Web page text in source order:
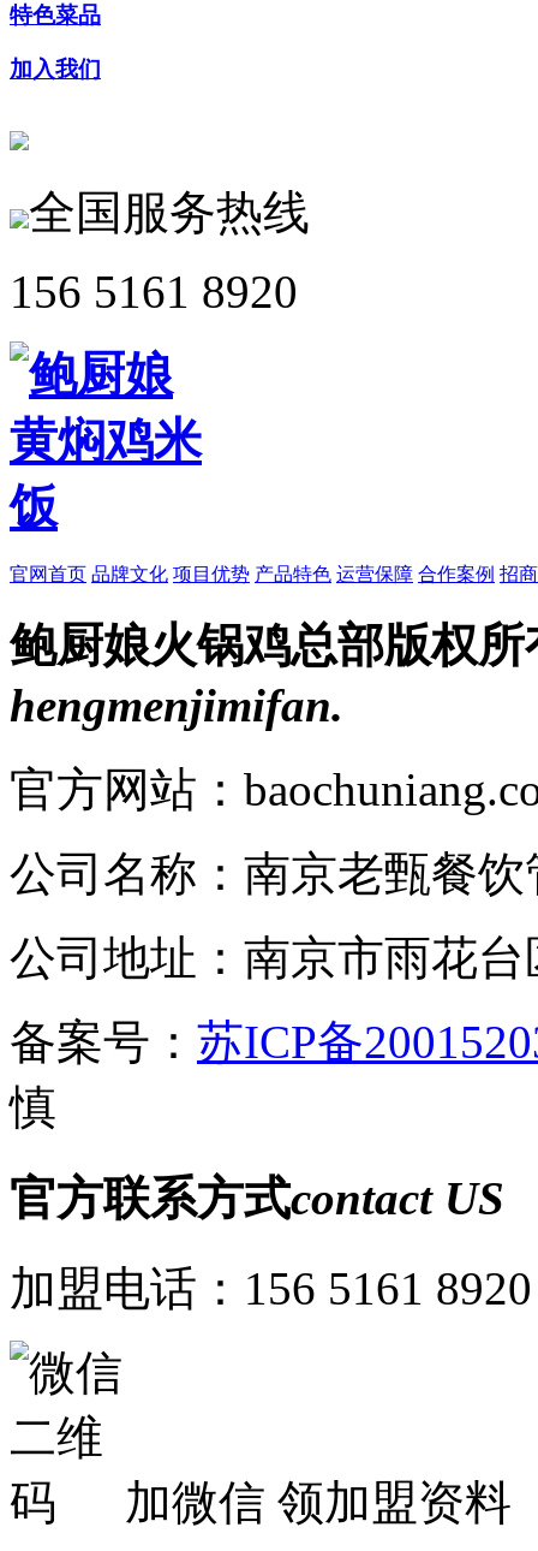
特色菜品
加入我们
全国服务热线
156 5161 8920
官网首页 品牌文化 项目优势 产品特色 运营保障 合作案例 招
鲍厨娘火锅鸡总部版权所
hengmenjimifan.
官方网站：
公司名称：南京老甄餐
公司地址：南京市雨花
备案号： 苏ICP备
慎
官方联系方式contact US
加盟电话：156 5161 8920
加微信 领加盟资料